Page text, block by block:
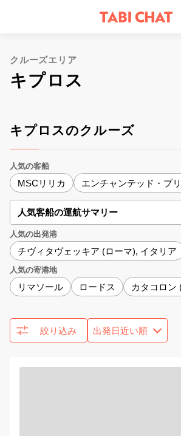
クルーズエリア
キプロス
キプロスのクルーズ
人気の客船
MSCリリカ エンチャンテッド・プ
人気客船の運航サマリー
人気の出発港
チヴィタヴェッキア (ローマ), イタリア
人気の寄港地
リマソール ロードス カタコロン
絞り込み